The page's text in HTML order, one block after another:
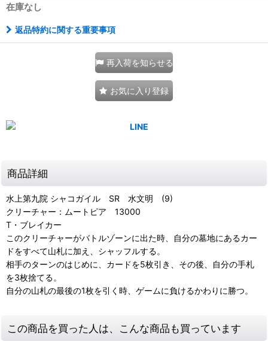
在庫なし
返品特約に関する重要事項
再入荷を知らせる
お気に入り登録
商品詳細
水上第九院 シャコガイル SR 水文明 (9)
クリーチャー：ムートピア 13000
T・ブレイカー
このクリーチャーがバトルゾーンに出た時、自分の墓地にあるカー
ドをすべて山札に加え、シャッフルする。
相手のターンのはじめに、カードを5枚引き、その後、自分の手札
を3枚捨てる。
自分の山札の最後の1枚を引く時、ゲームに負けるかわりに勝つ。
この商品を買った人は、こんな商品も買っています